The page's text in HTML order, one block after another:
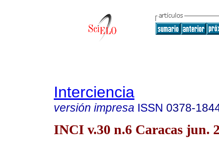
Interciencia
versión impresa ISSN 0378-
INCI v.30 n.6 Caracas jun.